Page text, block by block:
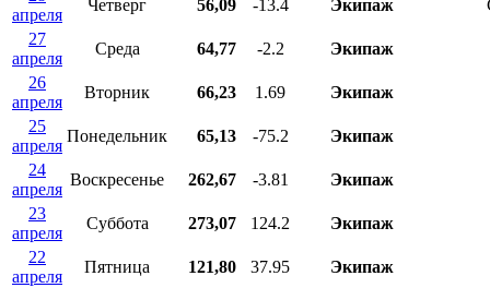
апреля
Четверг 56,09 -13.4 Экипаж
27
апреля
Среда 64,77 -2.2
Экипаж
26
апреля
Вторник 66,23 1.69
Экипаж
25
апреля
Понедельник 65,13 -75.2
Экипаж
24
апреля
Воскресенье 262,67 -3.81
Экипаж
23
апреля
Суббота 273,07 124.2
Экипаж
22
апреля
Пятница 121,80 37.95
Экипаж